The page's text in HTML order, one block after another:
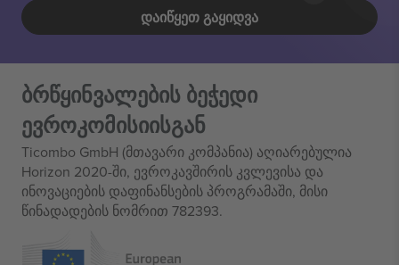
ᲓᲐᲘᲬᲧᲔᲗ ᲒᲐᲧᲘᲓᲕᲐ
ბრწყინვალების ბეჭედი
ევროკომისიისგან
Ticombo GmbH (მთავარი კომპანია) აღიარებულია
Horizon 2020-ში, ევროკავშირის კვლევისა და
ინოვაციების დაფინანსების პროგრამაში, მისი
წინადადების ნომრით 782393.